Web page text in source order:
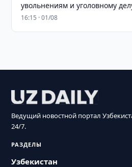
увольнениям и уголовному
16:15 · 01/08
Ведущий новостной портал
24/7.
РАЗДЕЛЫ
Узбекистан